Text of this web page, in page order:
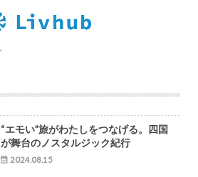
“エモい”旅がわたしをつなげる。四国
が舞台のノスタルジック紀行
2024.08.15